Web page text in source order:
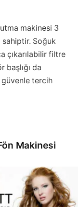
makinesi 3
sahiptir. Soğuk
çıkarılabilir filtre
başlığı da
tercih
Makinesi